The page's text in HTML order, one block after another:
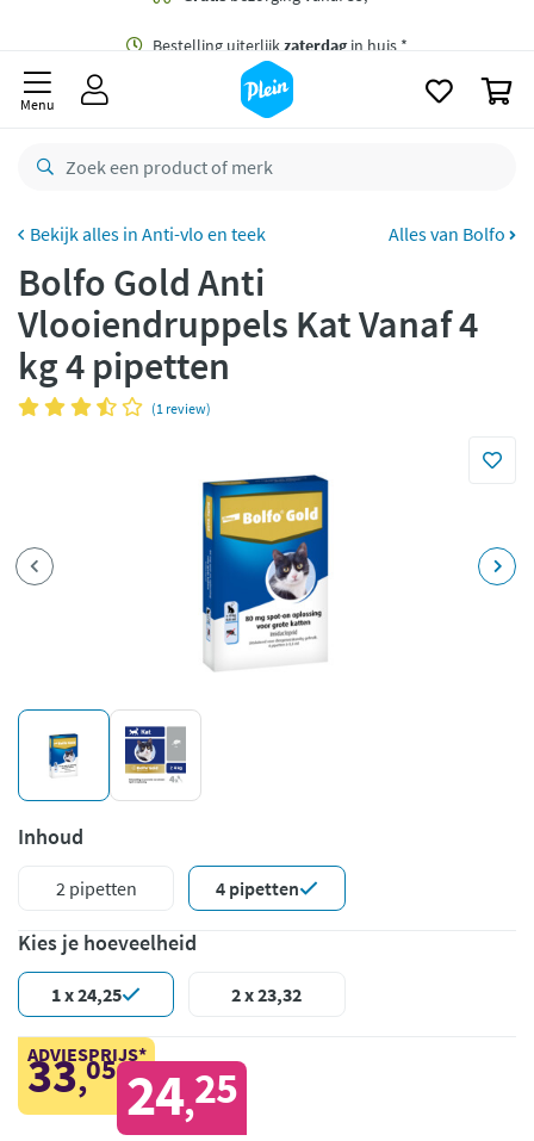
Bestelling uiterlijkzaterdag
retourneren
CO2 neutraal
Betaal met Klarna
Menu
Anti-vlo en teek Alles van Bolfo
Bolfo Gold Anti
Vlooiendruppels Kat Vanaf 4
kg 4 pipetten
(1 review)
Inhoud
2 pipetten 4 pipetten
Kies je hoeveelheid
1 x 24,25 2 x 23,32
ADVIESPRIJS*
33,05 24,25